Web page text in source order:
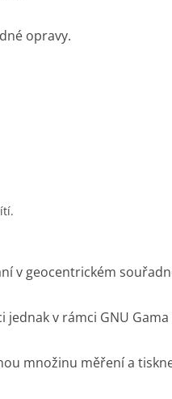
opravy.
v geocentrickém
jednak v rámci GNU
množinu měření a